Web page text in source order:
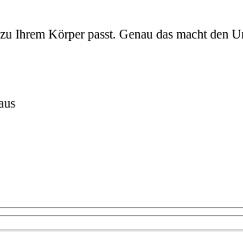
Ihrem Körper passt. Genau das macht den